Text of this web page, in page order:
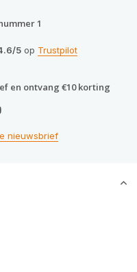
1
5op Trustpilot
en ontvang €10 korting
nieuwsbrief